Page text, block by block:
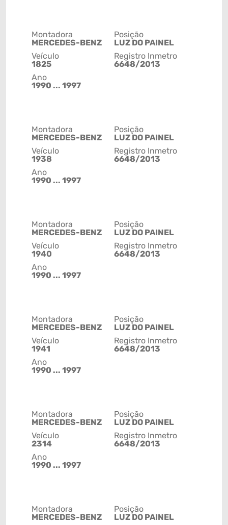
Montadora
MERCEDES-BENZ
Veículo
1825
Ano
1990 ... 1997
Posição
LUZ DO PAINEL
Registro Inmetro
6648/2013
Montadora
MERCEDES-BENZ
Veículo
1938
Ano
1990 ... 1997
Posição
LUZ DO PAINEL
Registro Inmetro
6648/2013
Montadora
MERCEDES-BENZ
Veículo
1940
Ano
1990 ... 1997
Posição
LUZ DO PAINEL
Registro Inmetro
6648/2013
Montadora
MERCEDES-BENZ
Veículo
1941
Ano
1990 ... 1997
Posição
LUZ DO PAINEL
Registro Inmetro
6648/2013
Montadora
MERCEDES-BENZ
Veículo
2314
Ano
1990 ... 1997
Posição
LUZ DO PAINEL
Registro Inmetro
6648/2013
Montadora
MERCEDES-BENZ
Posição
LUZ DO PAINEL